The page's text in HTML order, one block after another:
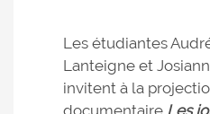
Les étudiantes
Lanteigne et
invitent à la
documentaire Les